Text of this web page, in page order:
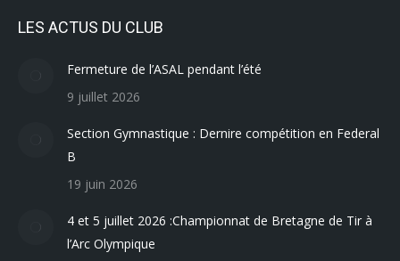
LES ACTUS DU CLUB
Fermeture de l’ASAL pendant l’été
9 juillet 2026
Section Gymnastique : Dernire compétition en Federal
B
19 juin 2026
4 et 5 juillet 2026 :Championnat de Bretagne de Tir à
l’Arc Olympique